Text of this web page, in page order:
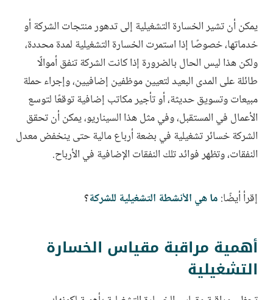
يمكن أن تشير الخسارة التشغيلية إلى تدهور منتجات الشركة أو
خدماتها، خصوصًا إذا استمرت الخسارة التشغيلية لمدة محددة،
ولكن هذا ليس الحال بالضرورة إذا كانت الشركة تنفق أموالًا
طائلة على المدى البعيد لتعيين موظفين إضافيين، وإجراء حملة
مبيعات وتسويق حديثة، أو تأجير مكاتب إضافية توقعًا لتوسع
الأعمال في المستقبل، وفي مثل هذا السيناريو، يمكن أن تحقق
الشركة خسائر تشغيلية في بضعة أرباع مالية حتى ينخفض معدل
النفقات، وتظهر فوائد تلك النفقات الإضافية في الأرباح.
إقرأ أيضًا: ما هي الأنشطة التشغيلية للشركة؟
أهمية مراقبة مقياس الخسارة
التشغيلية